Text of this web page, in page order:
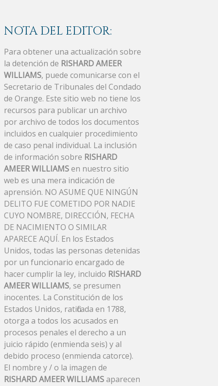
NOTA DEL EDITOR:
Para obtener una actualización sobre
la detención de RISHARD AMEER
WILLIAMS, puede comunicarse con el
Secretario de Tribunales del Condado
de Orange. Este sitio web no tiene los
recursos para publicar un archivo
por archivo de todos los documentos
incluidos en cualquier procedimiento
de caso penal individual. La inclusión
de información sobre RISHARD
AMEER WILLIAMSen nuestro sitio
web es una mera indicación de
aprensión. NO ASUME QUE NINGÚN
DELITO FUE COMETIDO POR NADIE
CUYO NOMBRE, DIRECCIÓN, FECHA
DE NACIMIENTO O SIMILAR
APARECE AQUÍ. En los Estados
Unidos, todas las personas detenidas
por un funcionario encargado de
hacer cumplir la ley, incluido RISHARD
AMEER WILLIAMS, se presumen
inocentes. La Constitución de los
Estados Unidos, ratificada en 1788,
otorga a todos los acusados ​​en
procesos penales el derecho a un
juicio rápido (enmienda seis) y al
debido proceso (enmienda catorce).
El nombre y / o la imagen de
RISHARD AMEER WILLIAMSaparecen